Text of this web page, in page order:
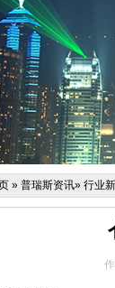
» 普瑞斯资讯» 行业